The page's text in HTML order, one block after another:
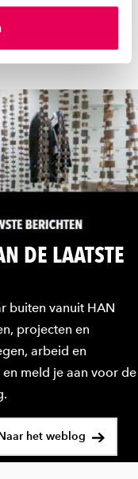
kun je ook zelf
Je kunt je
DE LAATSTE
buiten vanuit HAN
projecten en
arbeid en
meld je aan voor de
het weblog